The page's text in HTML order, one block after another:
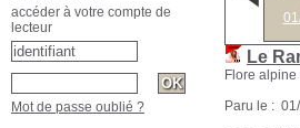
Le
Flore alpine
Paru le :
accéder à votre compte de
lecteur
Mot de passe oublié ?